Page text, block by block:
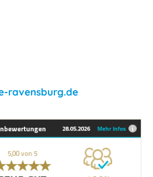
ravensburg.de